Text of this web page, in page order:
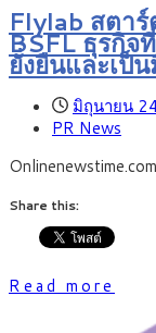
Flylab สตา
BSFL ธุรกิจ
ยั่งยืนและเป็
มิถุนายน
PR News
Share this:
Read more